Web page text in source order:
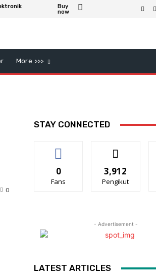
Buy
now
More >>>
0
STAY CONNECTED
0
Fans
3,912
Pengikut
- Advertisement -
LATEST ARTICLES